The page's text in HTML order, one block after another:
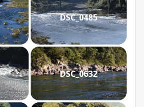
DSC_0485
DSC_0632